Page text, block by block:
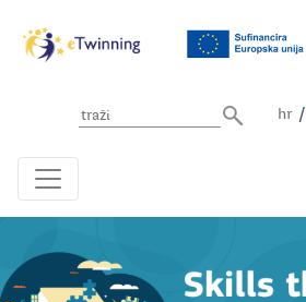
Unesite pojam za pretragu
hr/